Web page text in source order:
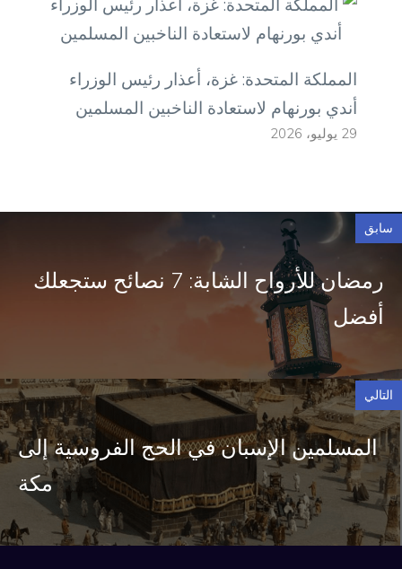
المملكة المتحدة: غزة، أعذار رئيس الوزراء
أندي بورنهام لاستعادة الناخبين المسلمين
29 يوليو، 2026
سابق
رمضان للأرواح الشابة: 7 نصائح ستجعلك
أفضل
التالي
المسلمين الإسبان في الحج الفروسية إلى
مكة